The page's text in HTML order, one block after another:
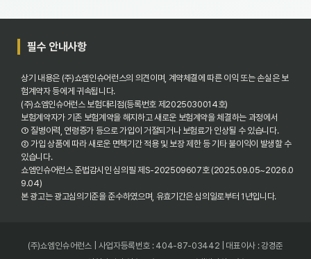
필수 안내사항
상기 내용은 (주)쇼엠인슈어런스의 의견이며, 계약체결에 따른 이익 또는 손실은 보
험계약자 등에게 귀속됩니다.
(주)쇼엠인슈어런스 보험대리점(등록번호 제2025030014호)
보험계약자가 기존 보험계약을 해지하고 새로운 보험계약을 체결하는 과정에서
① 질병이력, 연령증가 등으로 가입이 거절되거나 보험료가 인상될 수 있습니다.
② 가입 상품에 따라 새로운 면책기간 적용 및 보장 제한 등 기타 불이익이 발생할 수
있습니다.
쇼엠인슈어런스 준법감시인 심의필 제S-202509607호 (2025.09.05~2026.0
9.04)
본 광고는 광고심의기준을 준수하였으며, 유효기간은 심의일로부터 1년입니다.
(주)쇼엠인슈어런스 | 사업자등록번호 : 404-87-03442 | 대표이사 : 강경준